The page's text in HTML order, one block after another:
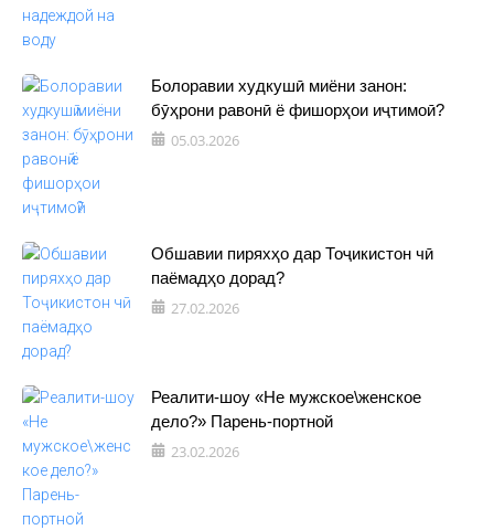
Болоравии худкушӣ миёни занон:
бӯҳрони равонӣ ё фишорҳои иҷтимоӣ?
05.03.2026
Обшавии пиряхҳо дар Тоҷикистон чӣ
паёмадҳо дорад?
27.02.2026
Реалити-шоу «Не мужское\женское
дело?» Парень-портной
23.02.2026